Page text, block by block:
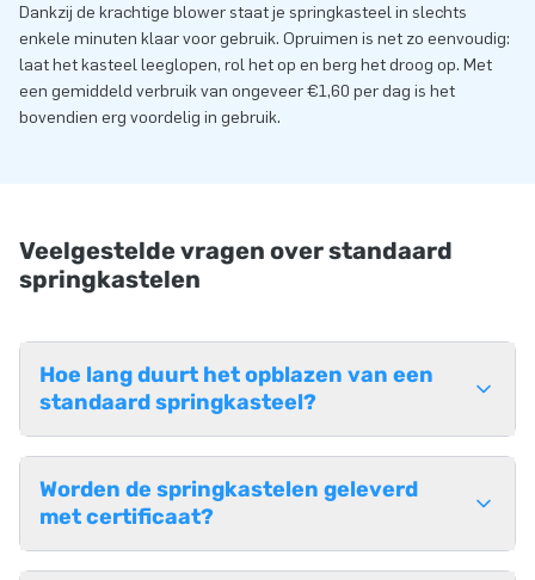
Dankzij de krachtige blower staat je springkasteel in slechts
enkele minuten klaar voor gebruik. Opruimen is net zo eenvoudig:
laat het kasteel leeglopen, rol het op en berg het droog op. Met
een gemiddeld verbruik van ongeveer €1,60 per dag is het
bovendien erg voordelig in gebruik.
Veelgestelde vragen over standaard
springkastelen
Hoe lang duurt het opblazen van een
standaard springkasteel?
Worden de springkastelen geleverd
met certificaat?